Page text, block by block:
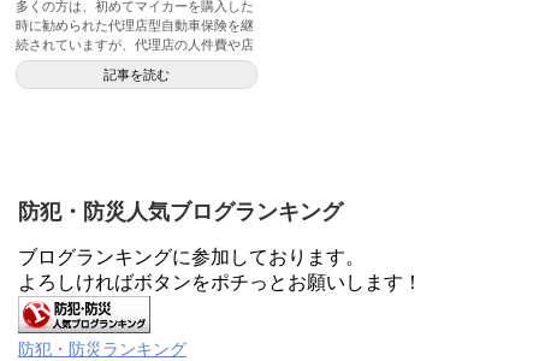
多くの方は、初めてマイカーを購入した
時に勧められた代理店型自動車保険を継
続されていますが、代理店の人件費や店
舗経費が不要のダイレクト型保険は、保
険料が割安でサービスも充実しているの
記事を読む
防犯・防災人気ブログランキング
ブログランキングに参加しております。
よろしければボタンをポチっとお願いします！
防犯・防災ランキング